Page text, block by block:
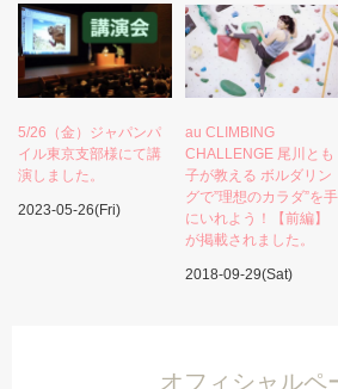
5/26（金）ジャパンパ
イル東京支部様にて講
演しました。
2023-05-26(Fri)
au CLIMBING
CHALLENGE 尾川とも
子が教える ボルダリン
グで”理想のカラダ”を手
にいれよう！【前編】
が掲載されました。
2018-09-29(Sat)
オフィシャルペ